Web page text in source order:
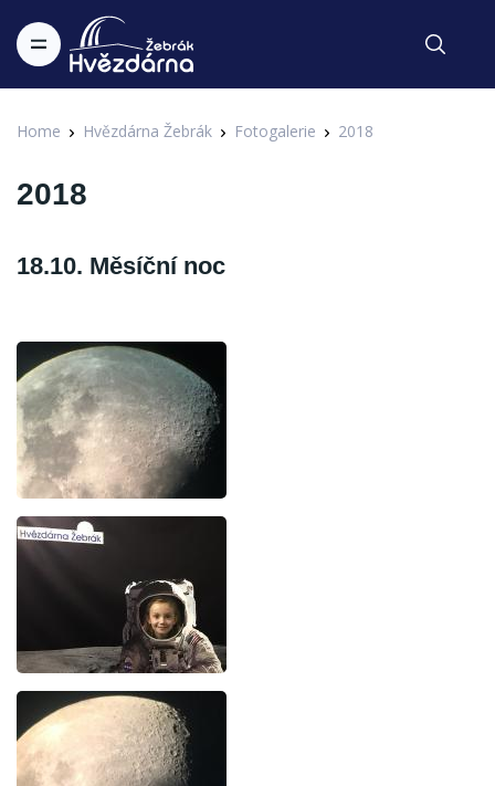
Home Hvězdárna Žebrák Fotogalerie 2018
2018
18.10. Měsíční noc